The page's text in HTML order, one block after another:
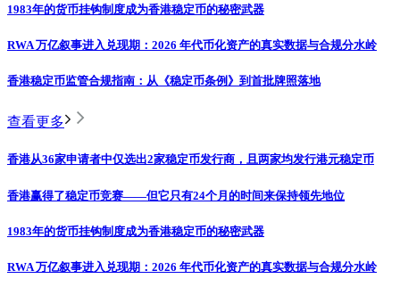
1983年的货币挂钩制度成为香港稳定币的秘密武器
RWA 万亿叙事进入兑现期：2026 年代币化资产的真实数据与合规分水岭
香港稳定币监管合规指南：从《稳定币条例》到首批牌照落地
查看更多
香港从36家申请者中仅选出2家稳定币发行商，且两家均发行港元稳定币
香港赢得了稳定币竞赛——但它只有24个月的时间来保持领先地位
1983年的货币挂钩制度成为香港稳定币的秘密武器
RWA 万亿叙事进入兑现期：2026 年代币化资产的真实数据与合规分水岭